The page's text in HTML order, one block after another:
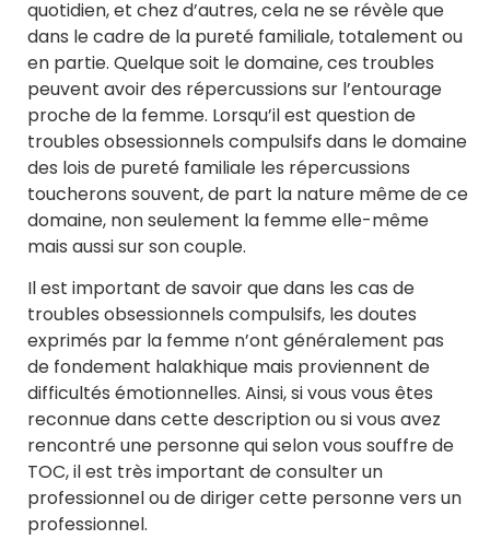
quotidien, et chez d’autres, cela ne se révèle que
dans le cadre de la pureté familiale, totalement ou
en partie. Quelque soit le domaine, ces troubles
peuvent avoir des répercussions sur l’entourage
proche de la femme. Lorsqu’il est question de
troubles obsessionnels compulsifs dans le domaine
des lois de pureté familiale les répercussions
toucherons souvent, de part la nature même de ce
domaine, non seulement la femme elle-même
mais aussi sur son couple.
Il est important de savoir que dans les cas de
troubles obsessionnels compulsifs, les doutes
exprimés par la femme n’ont généralement pas
de fondement halakhique mais proviennent de
difficultés émotionnelles. Ainsi, si vous vous êtes
reconnue dans cette description ou si vous avez
rencontré une personne qui selon vous souffre de
TOC, il est très important de consulter un
professionnel ou de diriger cette personne vers un
professionnel.